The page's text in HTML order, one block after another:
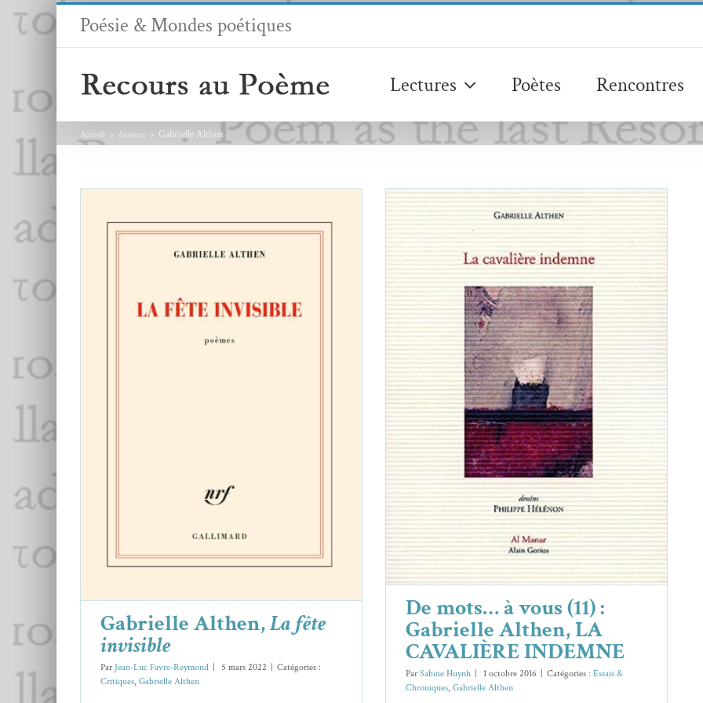
Passer
Poésie & Mondes poétiques
Lectures Poètes Rencontres
Accueil Auteurs Gabrielle Althen
Gabrielle Althen,La fête
invisible
Par Jean-Luc Favre-Reymond | 5 mars 2022 | Catégories :
Critiques, Gabrielle Althen
De mots… à vous (11) : Gabrielle
Althen, LA CAVALIÈRE INDEMNE
Essais & Chroniques Gabrielle Althen
De mots… à vous (11) :
Gabrielle Althen, LA
CAVALIÈRE INDEMNE
ParSabine Huynh 1 octobre 2016 Catégories : Essais &
Chroniques, Gabrielle Althen